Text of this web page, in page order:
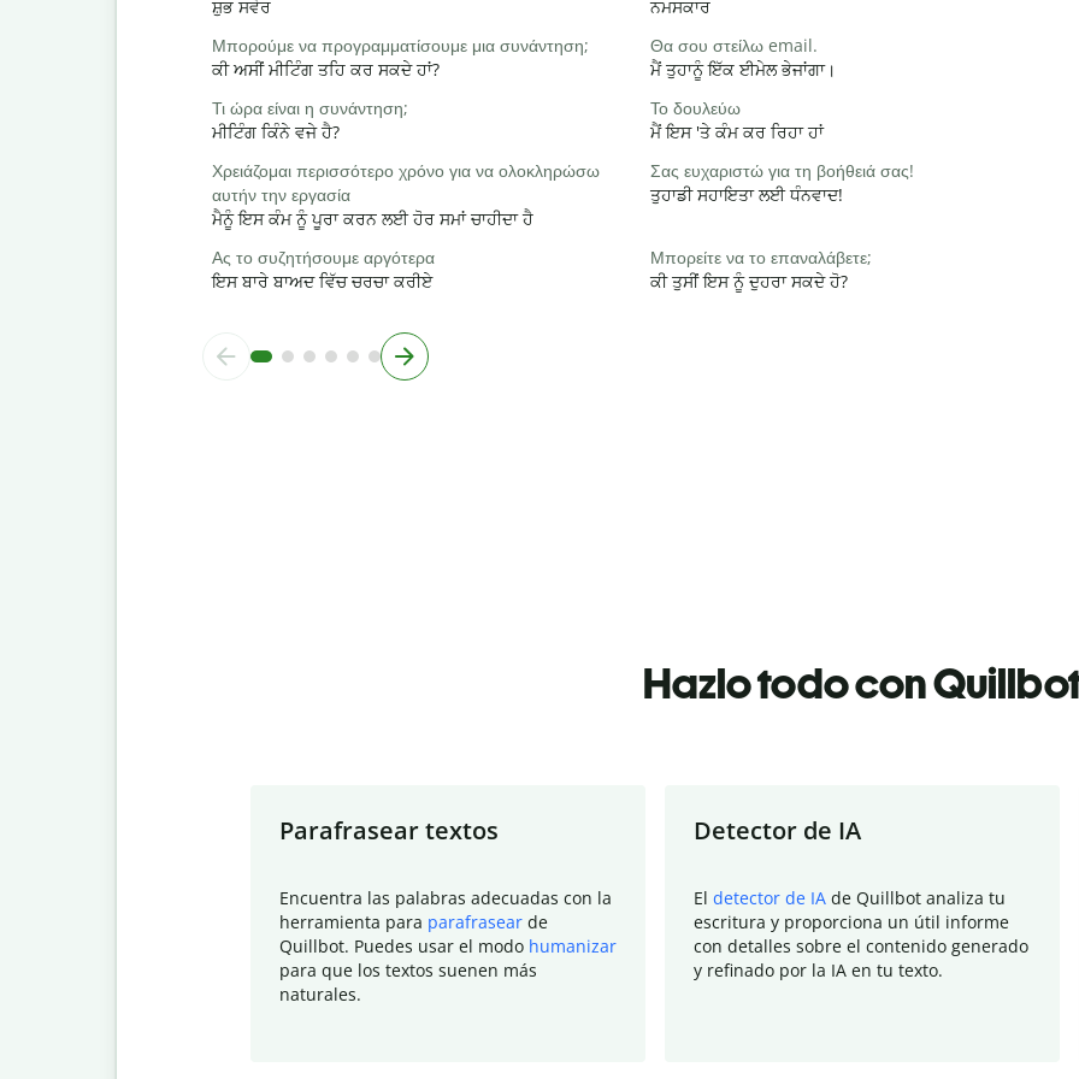
ਸ਼ੁਭ ਸਵੇਰ
ਨਮਸਕਾਰ
Μπορούμε να προγραμματίσουμε μια συνάντηση;
ਕੀ ਅਸੀਂ ਮੀਟਿੰਗ ਤਹਿ ਕਰ ਸਕਦੇ ਹਾਂ?
Θα σου στείλω email.
ਮੈਂ ਤੁਹਾਨੂੰ ਇੱਕ ਈਮੇਲ ਭੇਜਾਂਗਾ।
Τι ώρα είναι η συνάντηση;
ਮੀਟਿੰਗ ਕਿੰਨੇ ਵਜੇ ਹੈ?
Το δουλεύω
ਮੈਂ ਇਸ 'ਤੇ ਕੰਮ ਕਰ ਰਿਹਾ ਹਾਂ
Χρειάζομαι περισσότερο χρόνο για να ολοκληρώσω
αυτήν την εργασία
ਮੈਨੂੰ ਇਸ ਕੰਮ ਨੂੰ ਪੂਰਾ ਕਰਨ ਲਈ ਹੋਰ ਸਮਾਂ ਚਾਹੀਦਾ ਹੈ
Σας ευχαριστώ για τη βοήθειά σας!
ਤੁਹਾਡੀ ਸਹਾਇਤਾ ਲਈ ਧੰਨਵਾਦ!
Ας το συζητήσουμε αργότερα
ਇਸ ਬਾਰੇ ਬਾਅਦ ਵਿੱਚ ਚਰਚਾ ਕਰੀਏ
Μπορείτε να το επαναλάβετε;
ਕੀ ਤੁਸੀਂ ਇਸ ਨੂੰ ਦੁਹਰਾ ਸਕਦੇ ਹੋ?
Hazlo todo con
Parafrasear textos
Encuentra las palabras adecuadas con la
herramienta para parafrasear de
Quillbot. Puedes usar el modo humanizar
para que los textos suenen más
naturales.
Detector de IA
El detector de IA de Quillbot analiza tu
escritura y proporciona un útil informe
con detalles sobre el contenido generado
y refinado por la IA en tu texto.